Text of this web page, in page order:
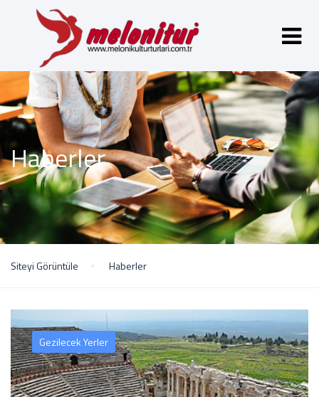
Haberler
Siteyi Görüntüle Haberler
Gezilecek Yerler